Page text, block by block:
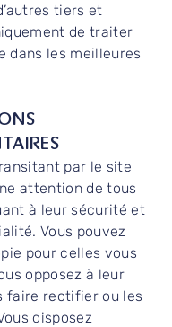
tiers et
de traiter
dans les meilleures
par le site
attention de tous
à leur sécurité et
Vous pouvez
pour celles vous
opposez à leur
faire rectifier ou les
disposez